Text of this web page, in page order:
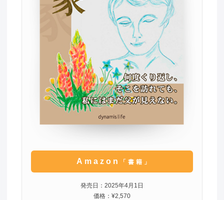
Amazon 「書籍」
発売日：2025年4月1日
価格：¥2,570